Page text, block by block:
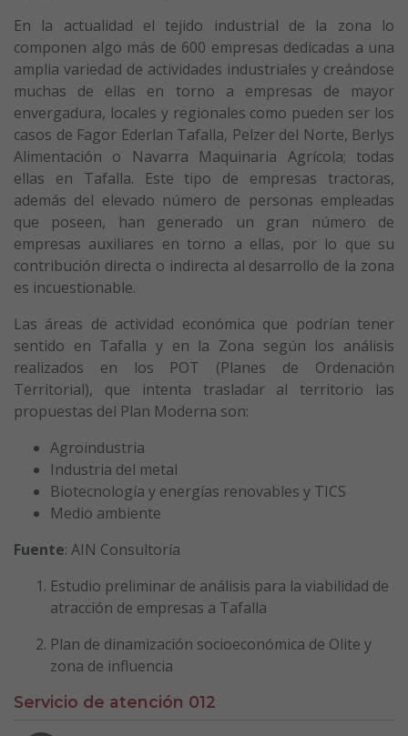
En la actualidad el tejido industrial de la zona lo
componen algo más de 600 empresas dedicadas a una
amplia variedad de actividades industriales y creándose
muchas de ellas en torno a empresas de mayor
envergadura, locales y regionales como pueden ser los
casos de Fagor Ederlan Tafalla, Pelzer del Norte, Berlys
Alimentación o Navarra Maquinaria Agrícola; todas
ellas en Tafalla. Este tipo de empresas tractoras,
además del elevado número de personas empleadas
que poseen, han generado un gran número de
empresas auxiliares en torno a ellas, por lo que su
contribución directa o indirecta al desarrollo de la zona
es incuestionable.
Las áreas de actividad económica que podrían tener
sentido en Tafalla y en la Zona según los análisis
realizados en los POT (Planes de Ordenación
Territorial), que intenta trasladar al territorio las
propuestas del Plan Moderna son:
Agroindustria
Industria del metal
Biotecnología y energías renovables y TICS
Medio ambiente
Fuente: AIN Consultoría
Estudio preliminar de análisis para la viabilidad de
atracción de empresas a Tafalla
Plan de dinamización socioeconómica de Olite y
zona de influencia
Servicio de atención 012